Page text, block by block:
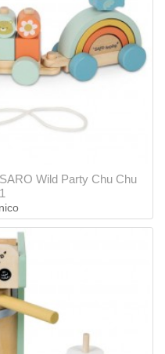
Wild Party Chu Chu